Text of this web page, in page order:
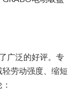
广泛的好评。专
劳动强度、缩短